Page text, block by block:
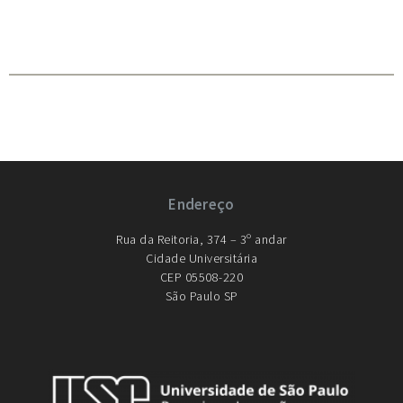
Endereço
Rua da Reitoria, 374 – 3º andar
Cidade Universitária
CEP 05508-220
São Paulo SP